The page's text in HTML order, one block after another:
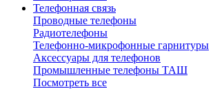
Телефонная связь
Проводные телефоны
Радиотелефоны
Телефонно-микрофонные гарнитуры
Аксессуары для телефонов
Промышленные телефоны ТАШ
Посмотреть все